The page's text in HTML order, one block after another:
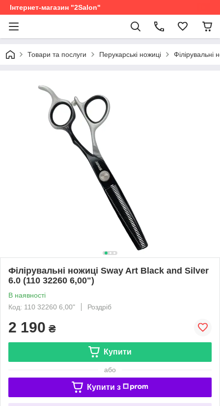
Інтернет-магазин "2Salon"
Товари та послуги Перукарські ножиці Філірувальні
Філірувальні ножиці Sway Art Black and Silver
6.0 (110 32260 6,00")
В наявності
Код: 110 32260 6,00"
Роздріб
2 190 ₴
Купити
або
Купити з